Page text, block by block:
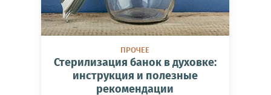
ПРОЧЕЕ
Стерилизация банок в духовке:
инструкция и полезные
рекомендации